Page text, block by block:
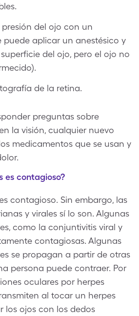
presión del ojo con un
puede aplicar un anestésico y
del ojo, pero el ojo no
de la retina.
preguntas sobre
la visión, cualquier nuevo
medicamentos que se usan y
es contagioso?
contagioso. Sin embargo, las
y virales sí lo son. Algunas
como la conjuntivitis viral y
contagiosas. Algunas
se propagan a partir de otras
persona puede contraer. Por
oculares por herpes
al tocar un herpes
los ojos con los dedos